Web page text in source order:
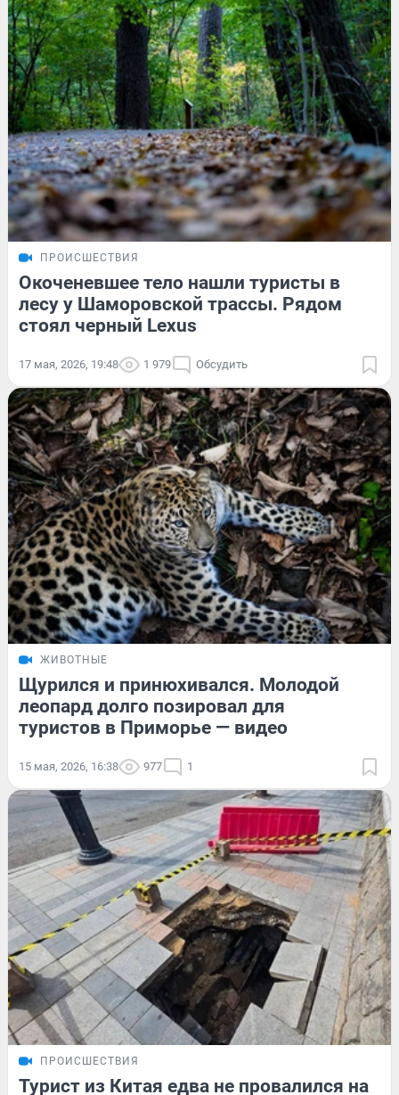
ПРОИСШЕСТВИЯ
Окоченевшее тело нашли туристы в
лесу у Шаморовской трассы. Рядом
стоял черный Lexus
17 мая, 2026, 19:48 1 979 Обсудить
ЖИВОТНЫЕ
Щурился и принюхивался. Молодой
леопард долго позировал для
туристов в Приморье — видео
15 мая, 2026, 16:38 977 1
ПРОИСШЕСТВИЯ
Турист из Китая едва не провалился на